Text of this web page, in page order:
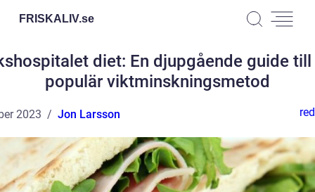
FRISKALIV.se
diet: En djupgående guide till
populär viktminskningsmetod
2023 Jon Larsson